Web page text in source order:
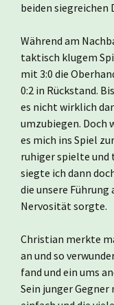
beiden siegreichen
Während am
taktisch klugem
mit 3:0 die
0:2 in Rückstand.
es nicht wirklich
umzubiegen. Doch
es mich ins Spiel
ruhiger spielte und
siegte ich dann
die unsere
Nervosität sorgte.
Christian merkte
an und so
fand und ein ums
Sein junger